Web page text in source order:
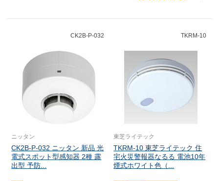
CK2B-P-032
ニッタン
CK2B-P-032 ニッタン 新品 光
電式スポット型感知器 2種 露
出型 予防...
TKRM-10
東芝ライテック
TKRM-10 東芝ライテック 住
宅火災警報器なるる 電池10年
煙式ホワイト色（...